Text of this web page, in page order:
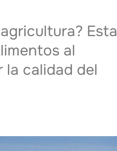
Esta
al
la calidad del